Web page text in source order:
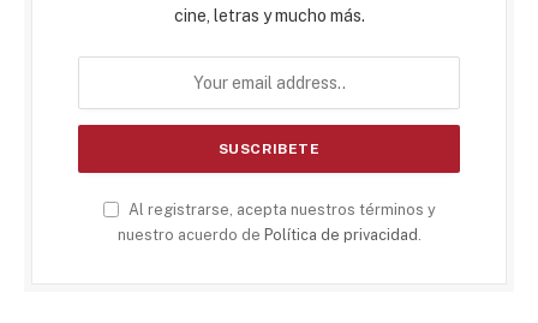
cine, letras y mucho más.
Al registrarse, acepta nuestros términos y
nuestro acuerdo de Política de privacidad .